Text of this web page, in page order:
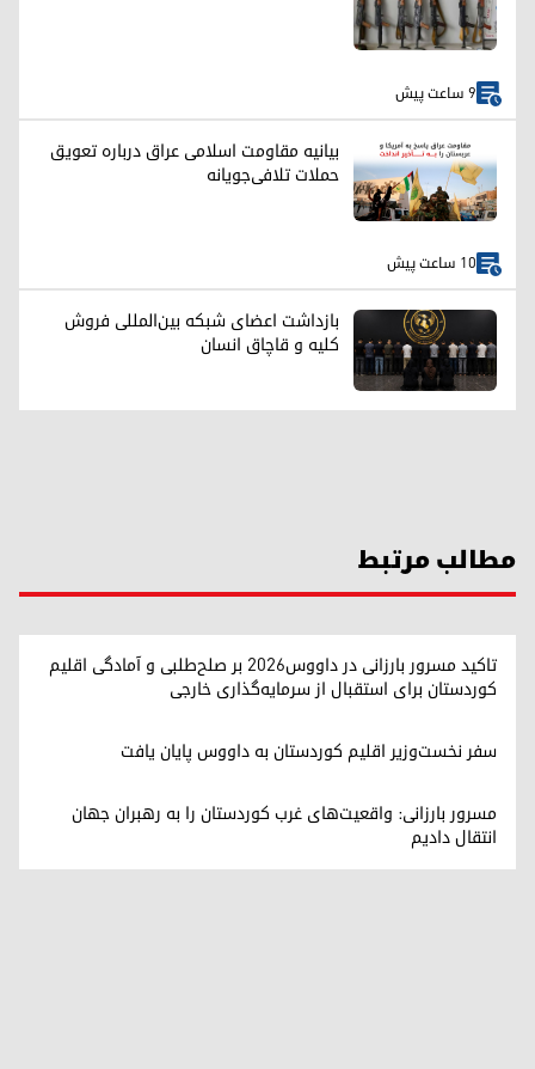
9 ساعت پیش
بیانیه مقاومت اسلامی عراق درباره تعویق
حملات تلافی‌جویانه
10 ساعت پیش
بازداشت اعضای شبکه بین‌المللی فروش
کلیه و قاچاق انسان
مطالب مرتبط
تاکید مسرور بارزانی در داووس۲۰۲۶ بر صلح‌طلبی و آمادگی اقلیم
کوردستان برای استقبال از سرمایه‌گذاری خارجی
سفر نخست‌وزیر اقلیم کوردستان به داووس پایان یافت
مسرور بارزانی: واقعیت‌های غرب کوردستان را به رهبران جهان
انتقال دادیم